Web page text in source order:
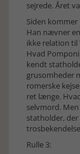
sejrede. Året
Siden
Han nævner
ikke relation til
Hvad
kendt
grusomheder
romerske
ret længe.
selvmord.
statholder,
Rulle 3: